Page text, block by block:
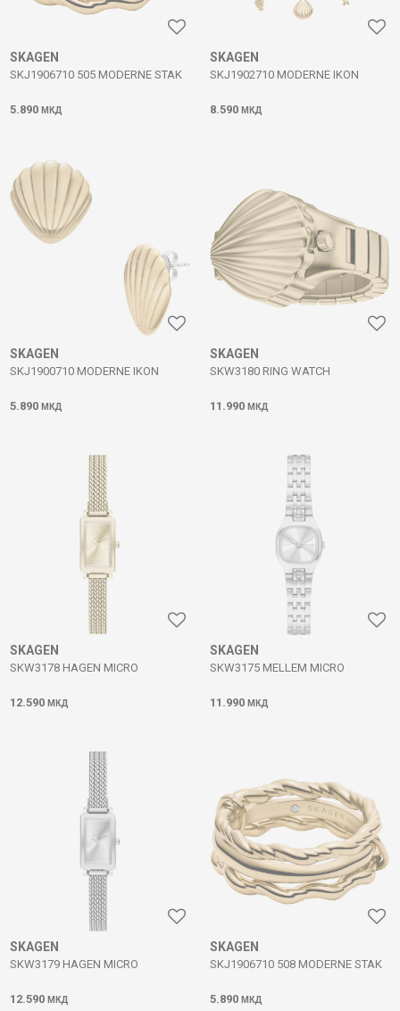
SKAGEN
SKJ1906710 505 MODERNE STAK
5.890 МКД
SKAGEN
SKJ1902710 MODERNE IKON
8.590 МКД
SKAGEN
SKJ1900710 MODERNE IKON
5.890 МКД
SKAGEN
SKW3180 RING WATCH
11.990 МКД
SKAGEN
SKW3178 HAGEN MICRO
12.590 МКД
SKAGEN
SKW3175 MELLEM MICRO
11.990 МКД
SKAGEN
SKW3179 HAGEN MICRO
12.590 МКД
SKAGEN
SKJ1906710 508 MODERNE STAK
5.890 МКД